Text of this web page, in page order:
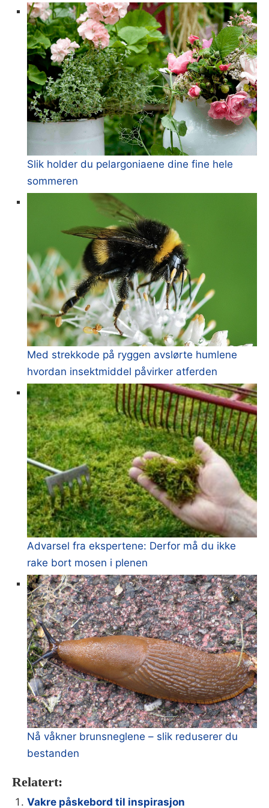
Slik holder du pelargoniaene dine fine hele
sommeren
Med strekkode på ryggen avslørte humlene
hvordan insektmiddel påvirker atferden
Advarsel fra ekspertene: Derfor må du ikke
rake bort mosen i plenen
Nå våkner brunsneglene – slik reduserer du
bestanden
Relatert:
Vakre påskebord til inspirasjon